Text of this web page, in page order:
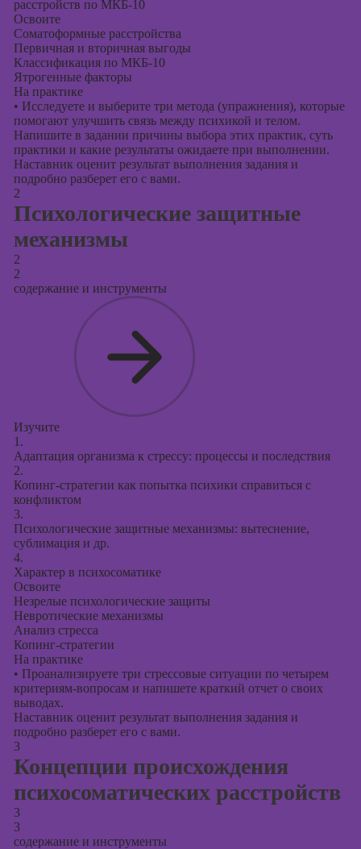
расстройств по МКБ-10
Освоите
Соматоформные расстройства
Первичная и вторичная выгоды
Классификация по МКБ-10
Ятрогенные факторы
На практике
• Исследуете и выберите три метода (упражнения), которые
помогают улучшить связь между психикой и телом.
Напишите в задании причины выбора этих практик, суть
практики и какие результаты ожидаете при выполнении.
Наставник оценит результат выполнения задания и
подробно разберет его с вами.
2
Психологические защитные
механизмы
2
2
содержание и инструменты
Изучите
1.
Адаптация организма к стрессу: процессы и последствия
2.
Копинг-стратегии как попытка психики справиться с
конфликтом
3.
Психологические защитные механизмы: вытеснение,
сублимация и др.
4.
Характер в психосоматике
Освоите
Незрелые психологические защиты
Невротические механизмы
Анализ стресса
Копинг-стратегии
На практике
• Проанализируете три стрессовые ситуации по четырем
критериям-вопросам и напишете краткий отчет о своих
выводах.
Наставник оценит результат выполнения задания и
подробно разберет его с вами.
3
Концепции происхождения
психосоматических расстройств
3
3
содержание и инструменты